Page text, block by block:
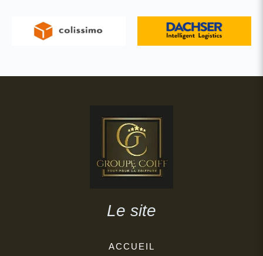
Le site
ACCUEIL